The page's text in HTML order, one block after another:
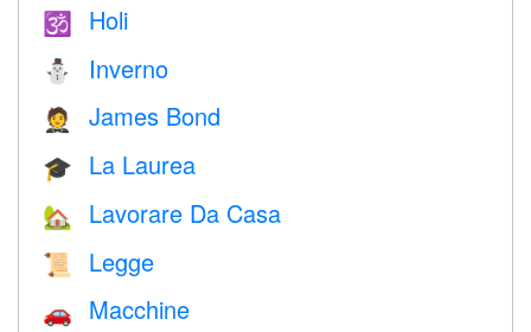
🕉 Holi
⛄ Inverno
🤵 James Bond
🎓 La Laurea
🏡 Lavorare Da Casa
📜 Legge
🚗 Macchine